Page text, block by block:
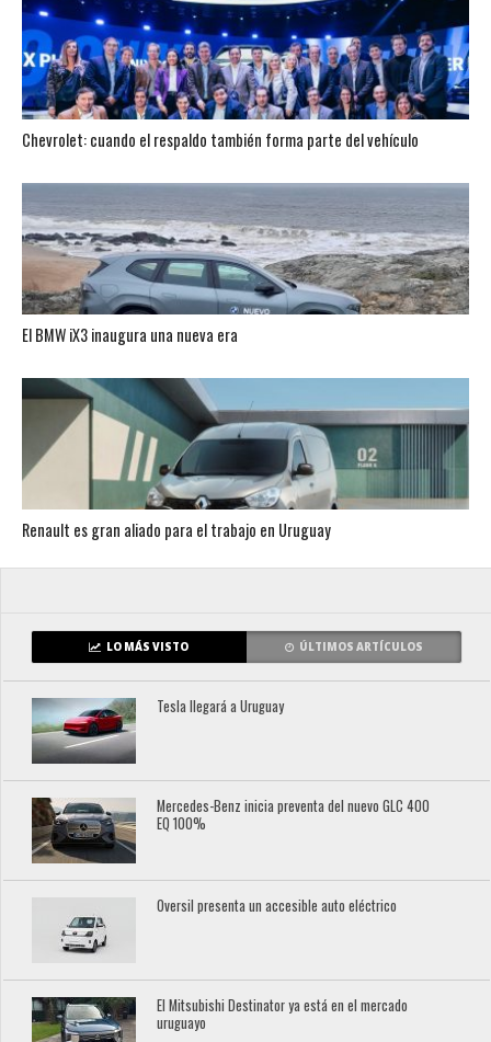
Chevrolet: cuando el respaldo también forma parte del vehículo
El BMW iX3 inaugura una nueva era
Renault es gran aliado para el trabajo en Uruguay
LO MÁS VISTO ÚLTIMOS ARTÍCULOS
Tesla llegará a Uruguay
Mercedes-Benz inicia preventa del nuevo GLC 400
EQ 100%
Oversil presenta un accesible auto eléctrico
El Mitsubishi Destinator ya está en el mercado
uruguayo